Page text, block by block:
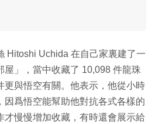
Hitoshi Uchida 在自己家裏建了一
屋」，當中收藏了 10,098 件龍珠
更與悟空有關。他表示，他從小時
因爲悟空能幫助他對抗各式各樣的
才慢慢增加收藏，有時還會展示給